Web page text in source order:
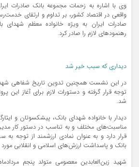
وی با اشاره به زحمات مجموعه بانک صادرات
واقعی در اقتصاد کشور، بر تداوم و ارتقای
صادرات ایران به ویژه خانواده معظم شهدای
رهنمودهای لازم را صادر کرد.
دیداری که سبب خیر شد
در این نشست همچنین تدوین تاریخ شفاهی
توجه قرار گرفته و دستورات لازم برای آغاز این
شد.
دیدار با خانواده شهدای بانک، پیشکسوتان و
مناسبت‌های مختلف و به تناسب در دستور کار
قرار دارد و به عنوان نمادی ارزشمند از توجه به
بانک و پاسداشت ارزش‌های اسلامی و انقلابی